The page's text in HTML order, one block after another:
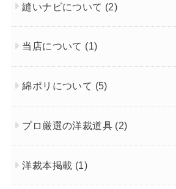
縫いナビについて (2)
当店について (1)
綿ポリについて (5)
プロ厳選の洋裁道具 (2)
洋裁本掲載 (1)